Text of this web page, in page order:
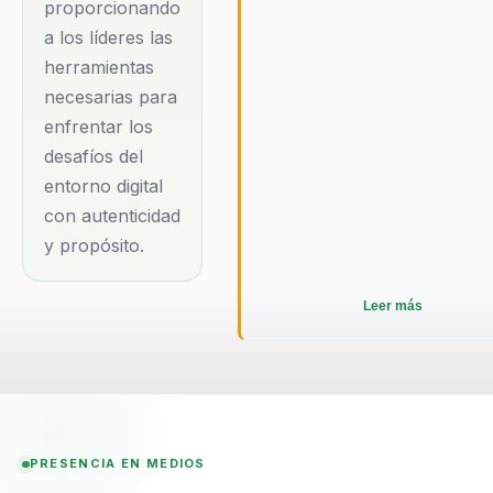
2017, nominada
dentro de las 100
Mujeres Líderes
Transformadoras
por su liderazgo y
trayectoria en 2018,
Iconic Woman por el
Women Economic
Forum en India 2019,
Policarpa
proporcionando
a los líderes las
herramientas
necesarias para
enfrentar los
desafíos del
entorno digital
con autenticidad
y propósito.
Leer más
PRESENCIA EN MEDIOS